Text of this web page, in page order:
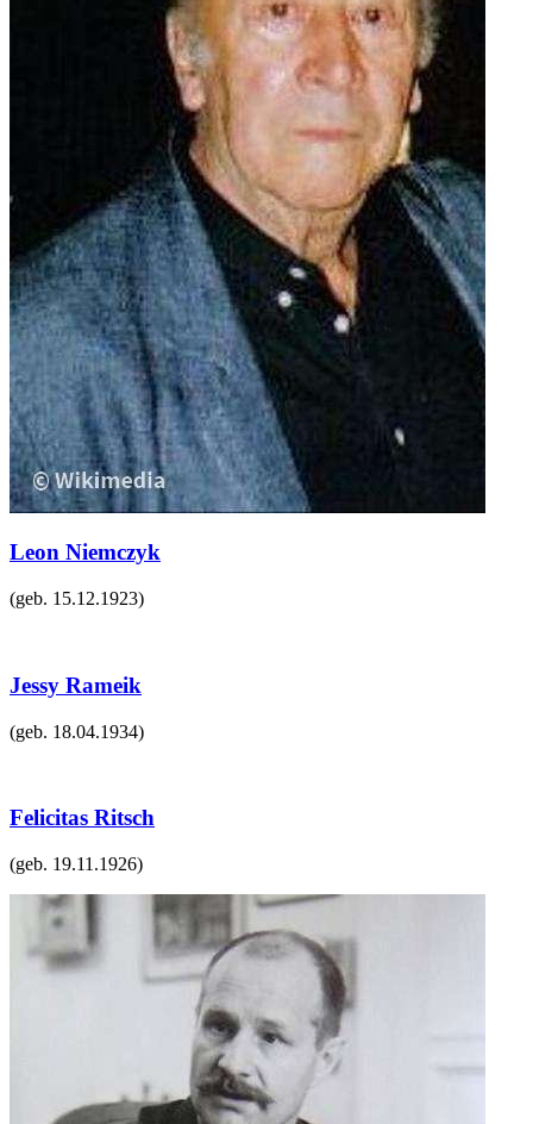
Leon Niemczyk
(geb. 15.12.1923)
Jessy Rameik
(geb. 18.04.1934)
Felicitas Ritsch
(geb. 19.11.1926)